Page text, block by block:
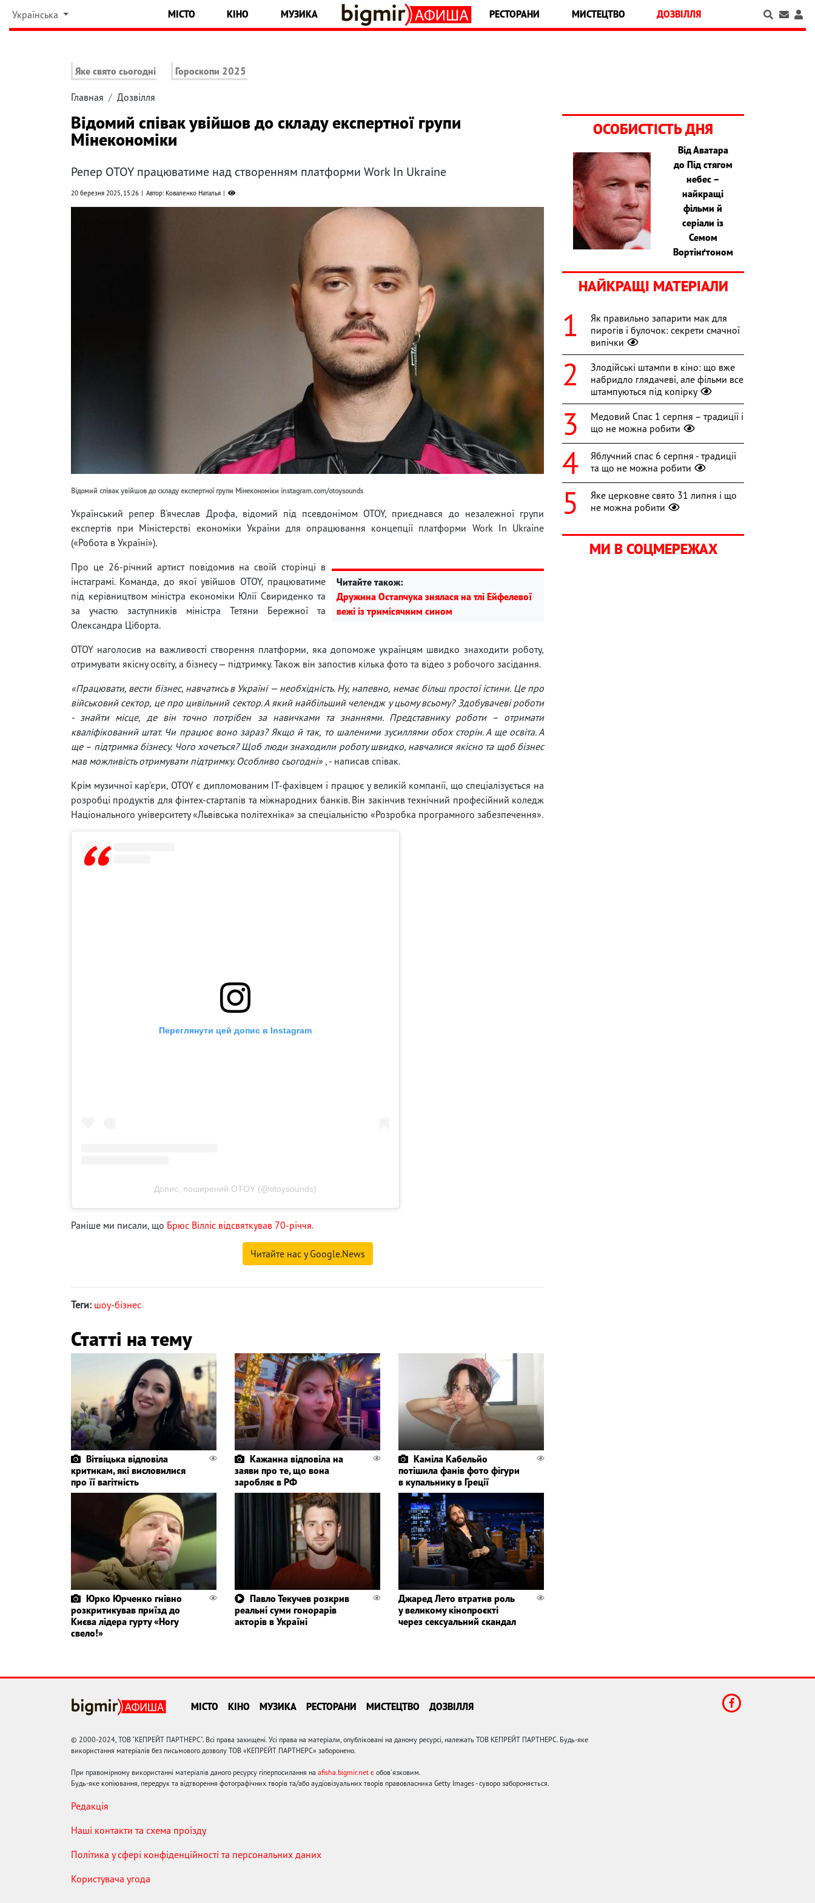
Українська МІСТО КІНО МУЗИКА РЕСТОРАНИ МИСТЕЦТВО ДОЗВІЛЛЯ
Яке свято сьогодні Гороскопи 2025
Главная Дозвілля
Відомий співак увійшов до складу експертної групи
Мінекономіки
Репер OTOY працюватиме над створенням платформи Work In Ukraine
20 березня 2025, 15:26 Автор: Коваленко Наталья
Відомий співак увійшов до складу експертної групи Мінекономіки instagram.com/otoysounds
Український репер В'ячеслав Дрофа, відомий під псевдонімом OTOY, приєднався до незалежної групи
експертів при Міністерстві економіки України для опрацювання концепції платформи Work In Ukraine
(«Робота в Україні»).
Читайте також:
Дружина Остапчука знялася на тлі Ейфелевої
вежі із тримісячним сином
Про це 26-річний артист повідомив на своїй сторінці в
інстаграмі. Команда, до якої увійшов OTOY, працюватиме
під керівництвом міністра економіки Юлії Свириденко та
за участю заступників міністра Тетяни Бережної та
Олександра Ціборта.
OTOY наголосив на важливості створення платформи, яка допоможе українцям швидко знаходити роботу,
отримувати якісну освіту, а бізнесу — підтримку. Також він запостив кілька фото та відео з робочого засідання.
«Працювати, вести бізнес, навчатись в Україні — необхідність. Ну, напевно, немає більш простої істини. Це про
військовий сектор, це про цивільний сектор. А який найбільший челендж у цьому всьому? Здобувачеві роботи
- знайти місце, де він точно потрібен за навичками та знаннями. Представнику роботи – отримати
кваліфікований штат. Чи працює воно зараз? Якщо й так, то шаленими зусиллями обох сторін. А ще освіта. А
ще – підтримка бізнесу. Чого хочеться? Щоб люди знаходили роботу швидко, навчалися якісно та щоб бізнес
мав можливість отримувати підтримку. Особливо сьогодні» , - написав співак.
Крім музичної кар'єри, OTOY є дипломованим IT-фахівцем і працює у великій компанії, що спеціалізується на
розробці продуктів для фінтех-стартапів та міжнародних банків. Він закінчив технічний професійний коледж
Національного університету «Львівська політехніка» за спеціальністю «Розробка програмного забезпечення».
Переглянути цей допис в Instagram
Допис, поширений OTOY (@otoysounds)
Раніше ми писали, що Брюс Вілліс відсвяткував 70-річчя.
Читайте нас у Google.News
Теги: шоу-бізнес
Статті на тему
Вітвіцька відповіла
критикам, які висловилися
про її вагітність
Кажанна відповіла на
заяви про те, що вона
заробляє в РФ
Каміла Кабельйо
потішила фанів фото фігури
в купальнику в Греції
Юрко Юрченко гнівно
розкритикував приїзд до
Києва лідера гурту «Ногу
свело!»
Павло Текучев розкрив
реальні суми гонорарів
акторів в Україні
Джаред Лето втратив роль
у великому кінопроєкті
через сексуальний скандал
ОСОБИСТІСТЬ ДНЯ
Від Аватара
до Під стягом
небес –
найкращі
фільми й
серіали із
Семом
Вортінґтоном
НАЙКРАЩІ МАТЕРІАЛИ
Як правильно запарити мак для
пирогів і булочок: секрети смачної
випічки
Злодійські штампи в кіно: що вже
набридло глядачеві, але фільми все
штампуються під копірку
Медовий Спас 1 серпня – традиції і
що не можна робити
Яблучний спас 6 серпня - традиції
та що не можна робити
Яке церковне свято 31 липня і що
не можна робити
МИ В СОЦМЕРЕЖАХ
МІСТО КІНО МУЗИКА РЕСТОРАНИ МИСТЕЦТВО ДОЗВІЛЛЯ
© 2000-2024, ТОВ "КЕПРЕЙТ ПАРТНЕРС". Всі права захищені. Усі права на матеріали, опубліковані на даному ресурсі, належать ТОВ КЕПРЕЙТ ПАРТНЕРС. Будь-яке
використання матеріалів без письмового дозволу ТОВ «КЕПРЕЙТ ПАРТНЕРС» заборонено.
При правомірному використанні матеріалів даного ресурсу гіперпосилання на afisha.bigmir.net є обов'язковим.
Будь-яке копіювання, передрук та відтворення фотографічних творів та/або аудіовізуальних творів правовласника Getty Images - суворо забороняється.
Редакція
Наші контакти та схема проїзду
Політика у сфері конфіденційності та персональних даних
Користувача угода